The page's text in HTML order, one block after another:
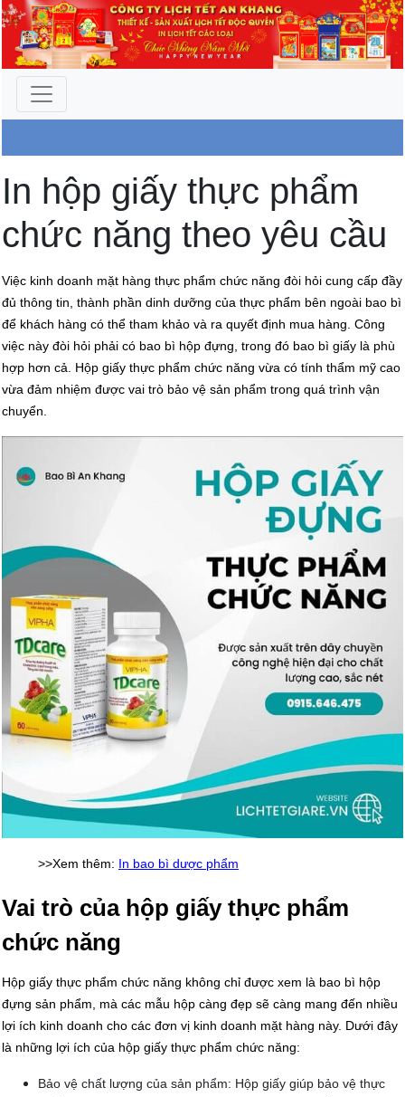
Công Ty An Khang
In hộp giấy thực phẩm
chức năng theo yêu cầu
Việc kinh doanh mặt hàng thực phẩm chức năng đòi hỏi cung cấp đầy
đủ thông tin, thành phần dinh dưỡng của thực phẩm bên ngoài bao bì
để khách hàng có thể tham khảo và ra quyết định mua hàng. Công
việc này đòi hỏi phải có bao bì hộp đựng, trong đó bao bì giấy là phù
hợp hơn cả. Hộp giấy thực phẩm chức năng vừa có tính thẩm mỹ cao
vừa đảm nhiệm được vai trò bảo vệ sản phẩm trong quá trình vận
chuyển.
>>Xem thêm: In bao bì dược phẩm
Vai trò của hộp giấy thực phẩm
chức năng
Hộp giấy thực phẩm chức năng không chỉ được xem là bao bì hộp
đựng sản phẩm, mà các mẫu hộp càng đẹp sẽ càng mang đến nhiều
lợi ích kinh doanh cho các đơn vị kinh doanh mặt hàng này. Dưới đây
là những lợi ích của hộp giấy thực phẩm chức năng:
Bảo vệ chất lượng của sản phẩm: Hộp giấy giúp bảo vệ thực